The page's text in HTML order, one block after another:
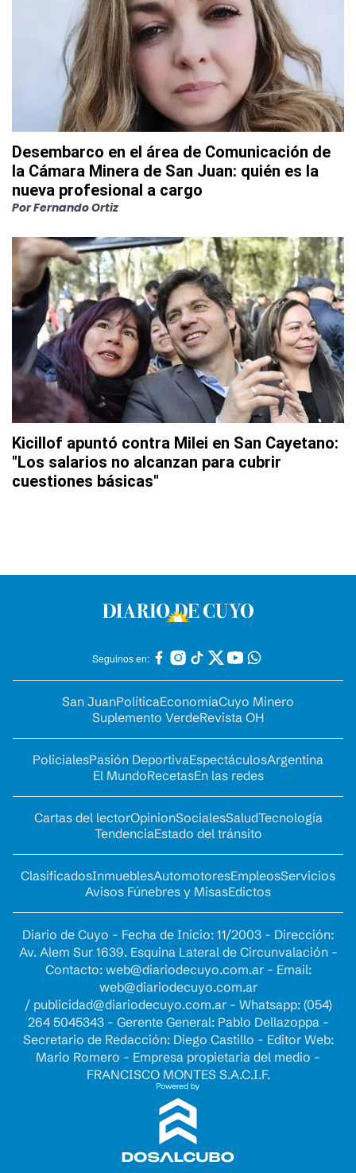
Desembarco en el área de Comunicación de
la Cámara Minera de San Juan: quién es la
nueva profesional a cargo
PorFernando Ortiz
Kicillof apuntó contra Milei en San Cayetano:
"Los salarios no alcanzan para cubrir
cuestiones básicas"
Seguinos en:
San JuanPolíticaEconomíaCuyo Minero
Suplemento VerdeRevista OH
PolicialesPasión DeportivaEspectáculosArgentina
El MundoRecetasEn las redes
Cartas del lectorOpinionSocialesSaludTecnología
TendenciaEstado del tránsito
ClasificadosInmueblesAutomotoresEmpleosServicios
Avisos Fúnebres y MisasEdictos
Diario de Cuyo - Fecha de Inicio: 11/2003 - Dirección:
Av. Alem Sur 1639. Esquina Lateral de Circunvalación -
Contacto: web@diariodecuyo.com.ar- Email:
web@diariodecuyo.com.ar
/ publicidad@diariodecuyo.com.ar- Whatsapp: (054)
264 5045343 - Gerente General: Pablo Dellazoppa -
Secretario de Redacción: Diego Castillo - Editor Web:
Mario Romero - Empresa propietaria del medio -
FRANCISCO MONTES S.A.C.I.F.